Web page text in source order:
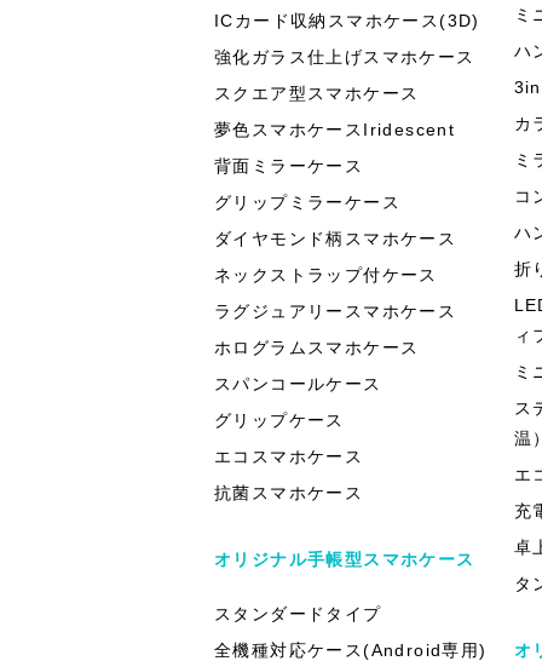
ICカード収納スマホケース(3D)
強化ガラス仕上げスマホケース
スクエア型スマホケース
夢色スマホケースIridescent
背面ミラーケース
グリップミラーケース
ダイヤモンド柄スマホケース
ネックストラップ付ケース
ラグジュアリースマホケース
ホログラムスマホケース
スパンコールケース
グリップケース
エコスマホケース
抗菌スマホケース
オリジナル手帳型スマホケース
スタンダードタイプ
全機種対応ケース(Android専用)
ミ
ハ
カ
ミ
コ
ハ
折
ィ
ミ
ス
温
エ
充
卓
タ
オ